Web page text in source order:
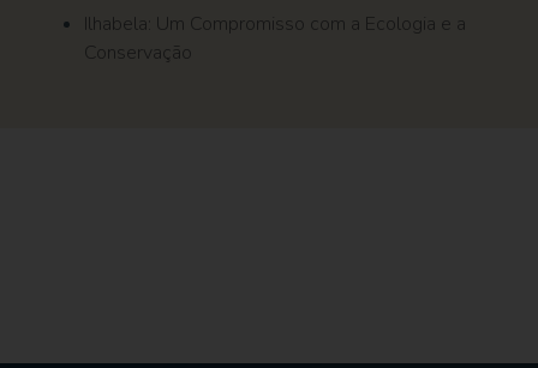
Ilhabela: Um Compromisso com a Ecologia e a
Conservação